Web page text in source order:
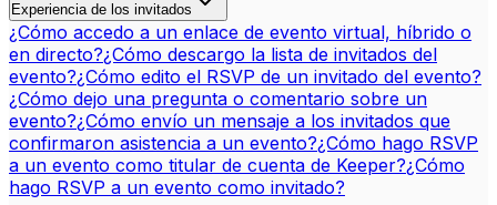
Experiencia de los invitados
¿Cómo accedo a un enlace de evento virtual, híbrido o
en directo?¿Cómo descargo la lista de invitados del
evento?¿Cómo edito el RSVP de un invitado del evento?
¿Cómo dejo una pregunta o comentario sobre un
evento?¿Cómo envío un mensaje a los invitados que
confirmaron asistencia a un evento?¿Cómo hago RSVP
a un evento como titular de cuenta de Keeper?¿Cómo
hago RSVP a un evento como invitado?